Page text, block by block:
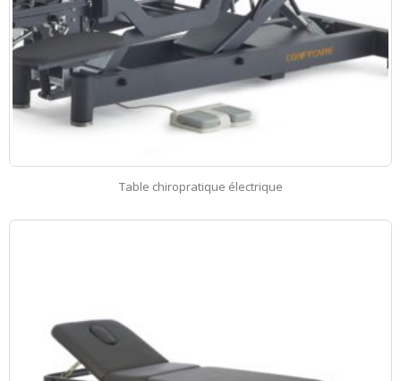
Table chiropratique électrique